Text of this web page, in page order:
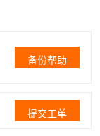
备份帮助
提交工单